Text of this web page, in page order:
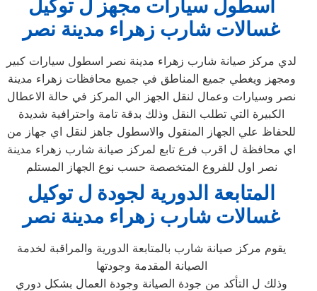
اسطول سيارات مجهز ل توكيل
غسالات شارب زهراء مدينة نصر
لدي مركز صيانة شارب زهراء مدينة نصر اسطول سيارات كبير
ومجهز ويغطي جميع المناطق في جميع محافظات زهراء مدينة
نصر وسيارات وعمال لنقل الجهز الي المركز في حالة الاعطال
الكبيرة التي تطلب النقل وذلك بدقة تامة واحترافية شديدة
للحفاظ علي الجهاز المنقول والاسطول جاهز لنقل اي جهاز من
اي محافظة ل اقرب فرع تابع لمركز صيانة شارب زهراء مدينة
نصر اول للفروع المتخصصة حسب نوع الجهاز المستلم
المتابعة الدورية لجودة ل توكيل
غسالات شارب زهراء مدينة نصر
يقوم مركز صيانة شارب بالمتابعة الدورية والمراقبة لخدمة
الصيانة المقدمة وجودتها
وذلك ل التأكد من جودة الصيانة وجودة العمال بشكل دوري